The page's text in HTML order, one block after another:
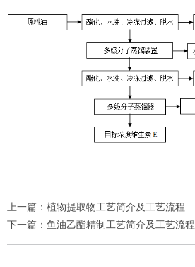
上一篇： ​植物提取物工艺简介及工艺流程
下一篇： ​鱼油乙酯精制工艺简介及工艺流程